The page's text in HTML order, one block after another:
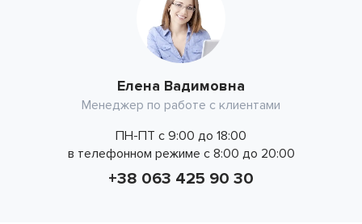
Елена Вадимовна
Менеджер по работе с клиентами
ПН-ПТ с 9:00 до 18:00
в телефонном режиме с 8:00 до 20:00
+38 063 425 90 30